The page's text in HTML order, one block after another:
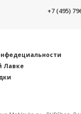
+7 (495)
Лавке